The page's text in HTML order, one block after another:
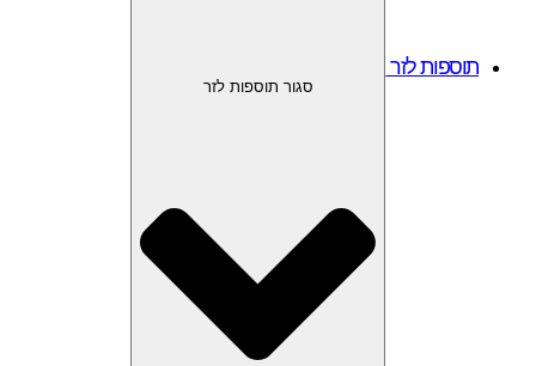
תוספות לזר
סגור תוספות לזר